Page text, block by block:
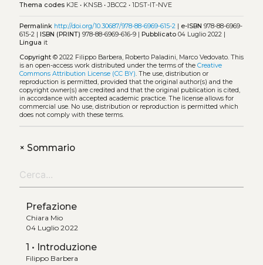
Thema codes KJE• KNSB•JBCC2• 1DST-IT-NVE
Permalink http://doi.org/10.30687/978-88-6969-615-2| e-ISBN 978-88-6969-
615-2 |
ISBN (PRINT) 978-88-6969-616-9 | Pubblicato04 Luglio 2022 |
Lingua it
Copyright© 2022 Filippo Barbera, Roberto Paladini, Marco Vedovato. This
is an open-access work distributed under the terms of the Creative
Commons Attribution License (CC BY). The use, distribution or
reproduction is permitted, provided that the original author(s) and the
copyright owner(s) are credited and that the original publication is cited,
in accordance with accepted academic practice. The license allows for
commercial use. No use, distribution or reproduction is permitted which
does not comply with these terms.
+Sommario
Prefazione
Chiara Mio
04 Luglio 2022
1 • Introduzione
Filippo Barbera